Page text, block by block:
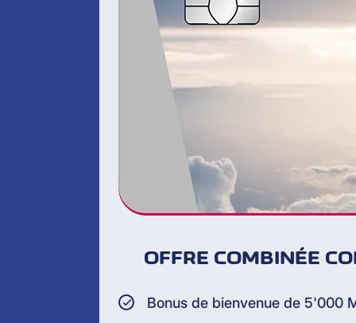
OFFRE COMBINÉE
Bonus de bienvenue de 5'000